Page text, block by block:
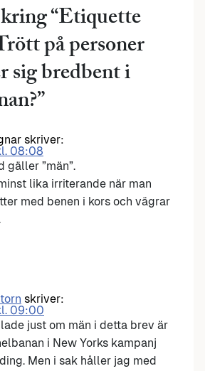
“Etiquette
på personer
sig bredbent i
”
skriver:
08:08
gäller ”män”.
lika irriterande när man
med benen i kors och vägrar
skriver:
09:00
just om män i detta brev är
i New Yorks kampanj
Men i sak håller jag med